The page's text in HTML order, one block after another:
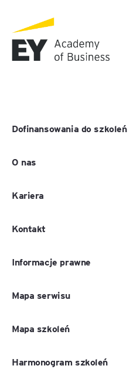
Dofinansowania do szkoleń
O nas
Kariera
Kontakt
Informacje prawne
Mapa serwisu
Mapa szkoleń
Harmonogram szkoleń